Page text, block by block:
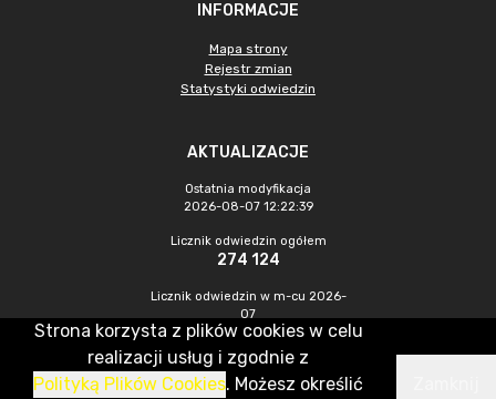
INFORMACJE
Mapa strony
Rejestr zmian
Statystyki odwiedzin
AKTUALIZACJE
Ostatnia modyfikacja
2026-08-07 12:22:39
Licznik odwiedzin ogółem
274 124
Licznik odwiedzin w m-cu 2026-
07
913
CMS & Hosting: Nefeni Sp. z o.o.
Strona korzysta z plików cookies w celu
realizacji usług i zgodnie z
Polityką Plików Cookies. Możesz określić